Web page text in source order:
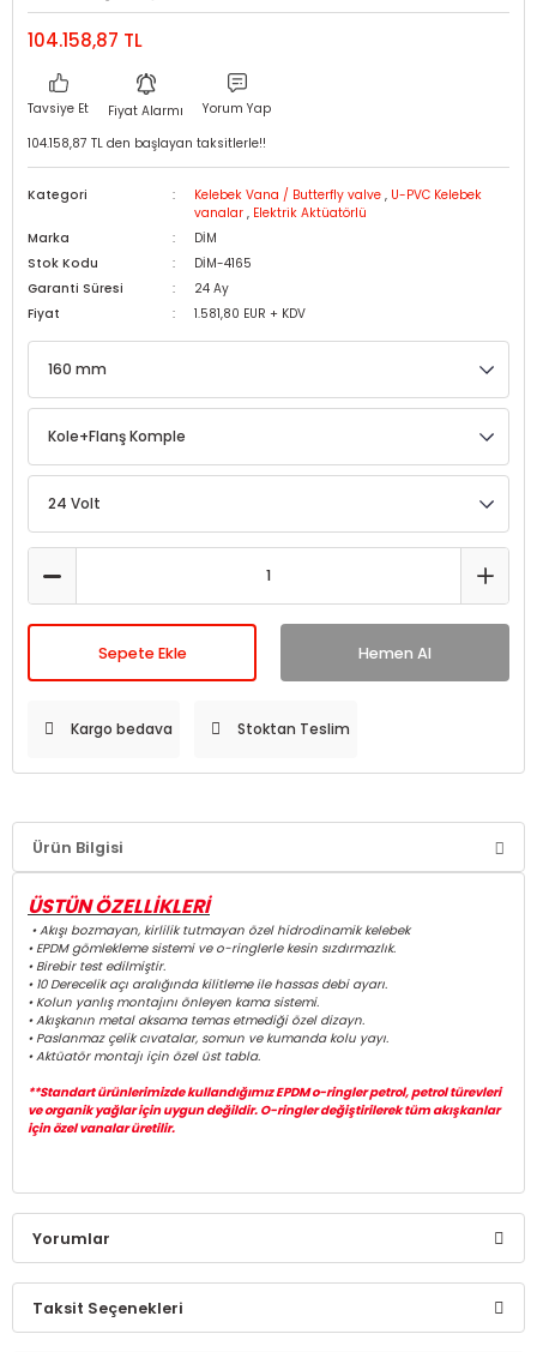
104.158,87 TL
Tavsiye Et Fiyat Alarmı
Yorum Yap
104.158,87 TL den başlayan taksitlerle!!
Kategori Kelebek Vana / Butterfly valve , U-PVC Kelebek
vanalar , Elektrik Aktüatörlü
Marka
DİM
Stok Kodu
DİM-4165
Garanti Süresi
24 Ay
Fiyat
1.581,80 EUR + KDV
Sepete Ekle Hemen Al
Kargo bedava Stoktan Teslim
Ürün Bilgisi
ÜSTÜN ÖZELLİKLERİ
• Akışı bozmayan, kirlilik tutmayan özel hidrodinamik kelebek
• EPDM gömlekleme sistemi ve o-ringlerle kesin sızdırmazlık.
• Birebir test edilmiştir.
• 10 Derecelik açı aralığında kilitleme ile hassas debi ayarı.
• Kolun yanlış montajını önleyen kama sistemi.
• Akışkanın metal aksama temas etmediği özel dizayn.
• Paslanmaz çelik cıvatalar, somun ve kumanda kolu yayı.
• Aktüatör montajı için özel üst tabla.
**Standart ürünlerimizde kullandığımız EPDM o-ringler petrol, petrol türevleri
ve organik yağlar için uygun değildir. O-ringler değiştirilerek tüm akışkanlar
için özel vanalar üretilir.
Yorumlar
Bu ürüne ilk yorumu siz yapın!
Taksit Seçenekleri